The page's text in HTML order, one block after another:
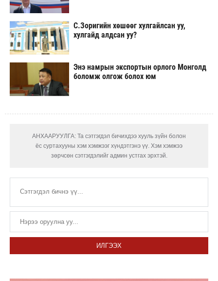
С.Зоригийн хөшөөг хулгайлсан уу,
хулгайд алдсан уу?
Энэ намрын экспортын орлого Монголд
боломж олгож болох юм
АНХААРУУЛГА: Та сэтгэгдэл бичихдээ хууль зүйн болон
ёс суртахууны хэм хэмжээг хүндэтгэнэ үү. Хэм хэмжээ
зөрчсөн сэтгэгдэлийг админ устгах эрхтэй.
ИЛГЭЭХ